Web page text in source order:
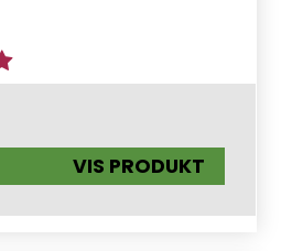
VIS PRODUKT